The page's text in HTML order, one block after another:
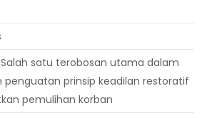
satu terobosan utama dalam
penguatan prinsip keadilan restoratif
pemulihan korban